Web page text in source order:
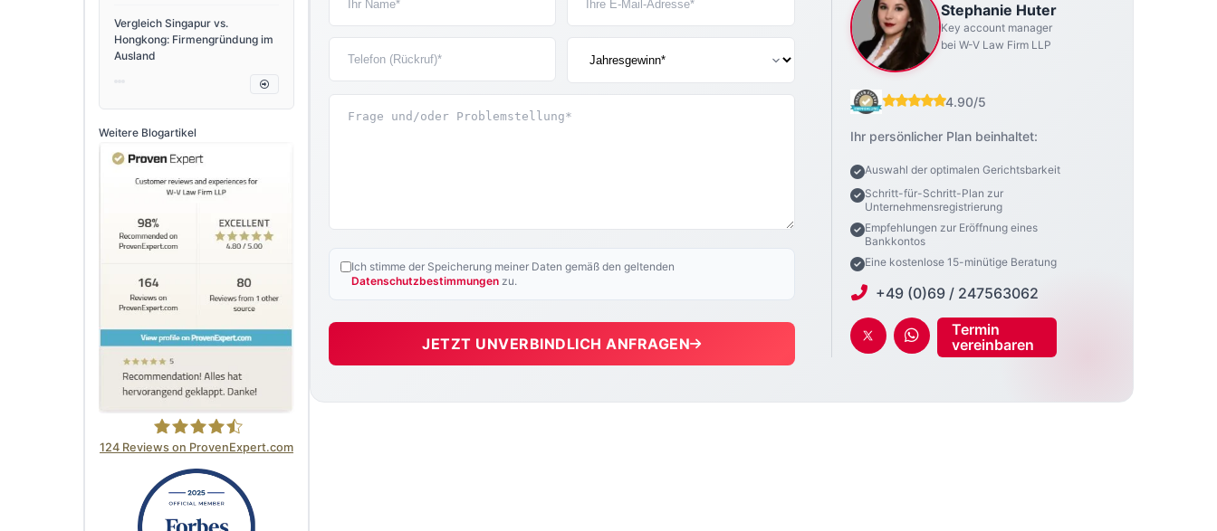
Vergleich Singapur vs.
Hongkong: Firmengründung im
Ausland
Weitere Blogartikel
W-V Law Firm LLP
124 Reviews on ProvenExpert.com
Ich stimme der Speicherung meiner Daten gemäß den geltenden
Datenschutzbestimmungen zu.
JETZT UNVERBINDLICH ANFRAGEN
Stephanie Huter
Key account manager
bei W-V Law Firm LLP
4.90/5
Ihr persönlicher Plan beinhaltet:
Auswahl der optimalen Gerichtsbarkeit
Schritt-für-Schritt-Plan zur
Unternehmensregistrierung
Empfehlungen zur Eröffnung eines
Bankkontos
Eine kostenlose 15-minütige Beratung
+49 (0)69 / 247563062
Termin
vereinbaren